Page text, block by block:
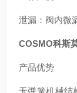
泄漏：阀内微
COSMO科斯
产品优势
无弹簧机械结